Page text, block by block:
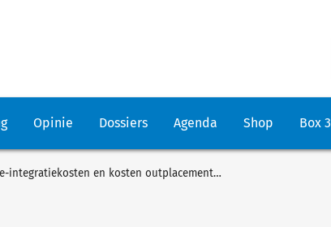
Opinie Dossiers Agenda Shop Box 3
Gemeente heeft recht op BTW-compensatie voor re-integratiekosten en kosten outplacement (1)